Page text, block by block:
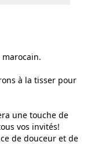
à la tisser pour
une touche de
vos invités!
de douceur et de